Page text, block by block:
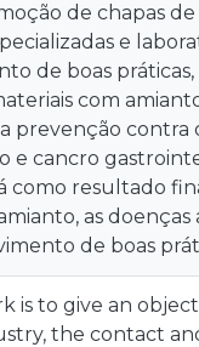
de chapas
e
de boas
com
prevenção contra
e cancro
como resultado
as
de boas
is to give an
the contact